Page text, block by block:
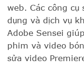
web. Các công
dụng và dịch vụ
Adobe Sensei
phim và video
sửa video